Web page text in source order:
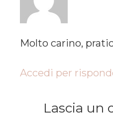
Molto carino,
Accedi per
Lascia un